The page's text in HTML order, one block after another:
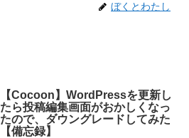
ぼくとわたし
【Cocoon】WordPressを更新し
たら投稿編集画面がおかしくなっ
たので、ダウングレードしてみた
【備忘録】